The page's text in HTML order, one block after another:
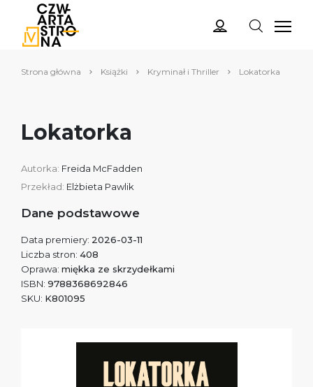
Strona główna Książki Kryminał i Thriller Lokatorka
Lokatorka
Autorka: Freida McFadden
Przekład: Elżbieta Pawlik
Dane podstawowe
Data premiery: 2026-03-11
Liczba stron: 408
Oprawa: miękka ze skrzydełkami
ISBN: 9788368692846
SKU: K801095